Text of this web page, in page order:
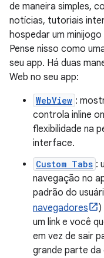
de maneira simples,
notícias, tutoriais
hospedar um
Pense nisso como
seu app. Há duas
Web no seu app:
WebView :
controla inline
flexibilidade na
interface.
Custom Tabs :
navegação no
padrão do
navegadores
um link e você
em vez de sair
grande parte da